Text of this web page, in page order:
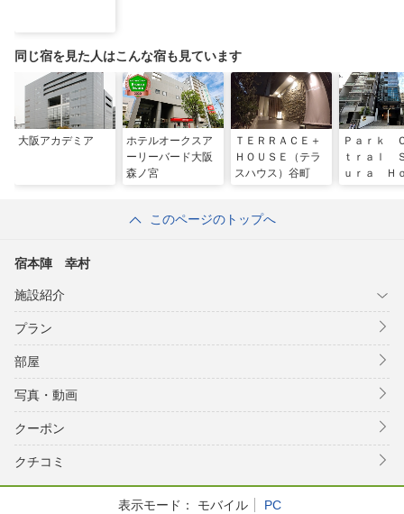
同じ宿を見た人はこんな宿も見ています
大阪アカデミア
ホテルオークスア
ーリーバード大阪
森ノ宮
ＴＥＲＲＡＣＥ＋
ＨＯＵＳＥ（テラ
スハウス）谷町
Ｐａｒｋ
ｔｒａｌ
ｕｒａ Ｈ
このページのトップへ
宿本陣 幸村
施設紹介
プラン
部屋
写真・動画
クーポン
クチコミ
表示モード： モバイル PC